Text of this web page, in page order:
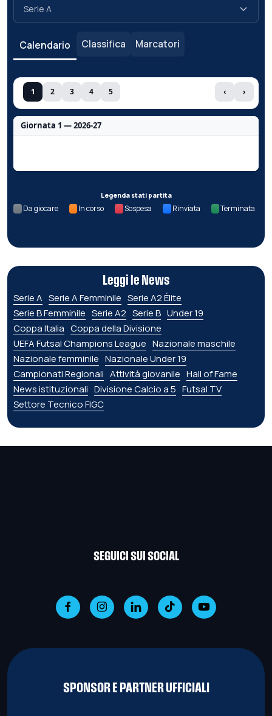
Calendario Classifica Marcatori
1 2 3 4 5 ‹ ›
Giornata 1 — 2026-27
Legenda stati partita
Da giocare In corso Sospesa Rinviata Terminata
Leggi le News
Serie A Serie A Femminile Serie A2 Élite
Serie B Femminile Serie A2 Serie B Under 19
Coppa Italia Coppa della Divisione
UEFA Futsal Champions League Nazionale maschile
Nazionale femminile Nazionale Under 19
Campionati Regionali Attività giovanile Hall of Fame
News istituzionali Divisione Calcio a 5 Futsal TV
Settore Tecnico FIGC
SEGUICI SUI SOCIAL
SPONSOR E PARTNER UFFICIALI